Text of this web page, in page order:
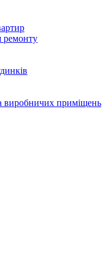
ремонту
виробничих приміщень